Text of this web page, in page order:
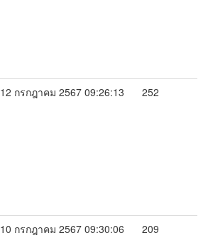
12 กรกฎาคม 2567 09:26:13 252
10 กรกฎาคม 2567 09:30:06 209